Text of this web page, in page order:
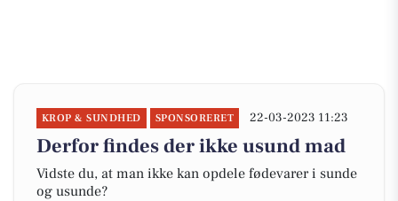
KROP & SUNDHED SPONSORERET 22-03-2023 11:23
Derfor findes der ikke usund mad
Vidste du, at man ikke kan opdele fødevarer i sunde
og usunde?